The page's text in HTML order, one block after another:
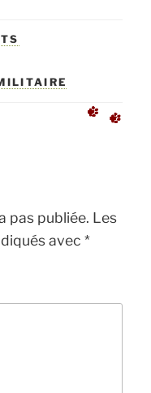
pas publiée. Les
avec*